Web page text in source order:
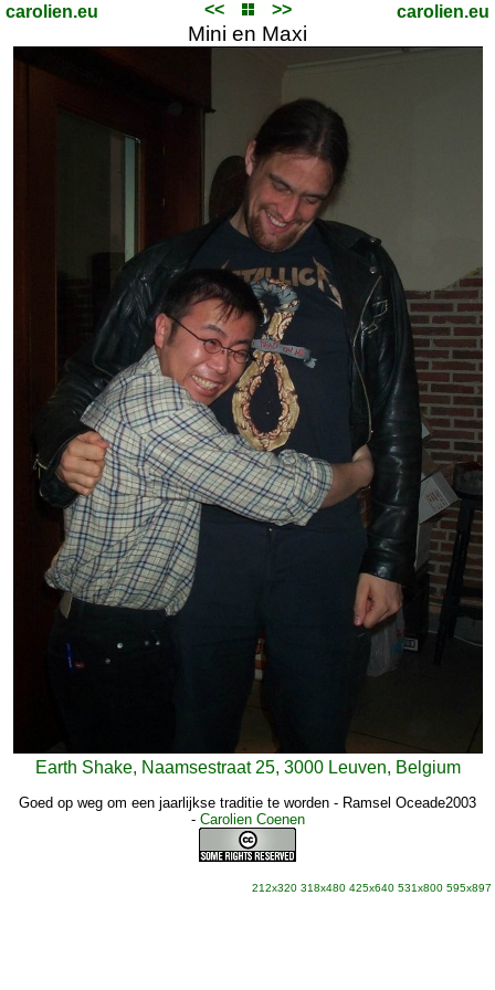
carolien.eu << >> carolien.eu
Mini en Maxi
Earth Shake, Naamsestraat 25, 3000 Leuven, Belgium
Goed op weg om een jaarlijkse traditie te worden - Ramsel Oceade2003
- Carolien Coenen
212x320 318x480 425x640 531x800 595x897